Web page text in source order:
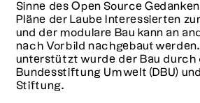
Sinne des Open Source
Pläne der Laube Interessierten
und der modulare Bau kann an
nach Vorbild nachgebaut werden.
unterstützt wurde der Bau durch
Bundesstiftung Umwelt (DBU)
Stiftung.